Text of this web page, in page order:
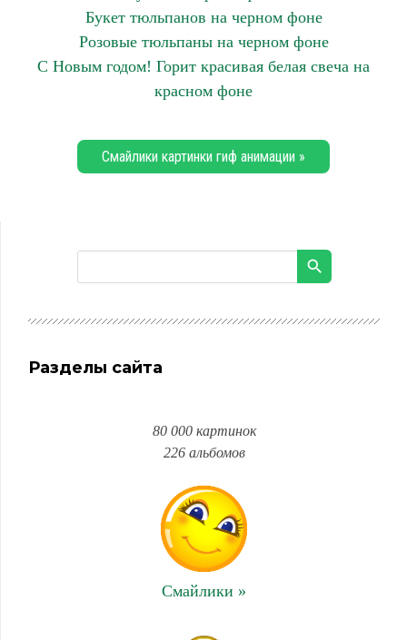
Букет тюльпанов на черном фоне
Розовые тюльпаны на черном фоне
С Новым годом! Горит красивая белая свеча на
красном фоне
Смайлики картинки гиф анимации »
Разделы сайта
80 000 картинок
226 альбомов
Смайлики »